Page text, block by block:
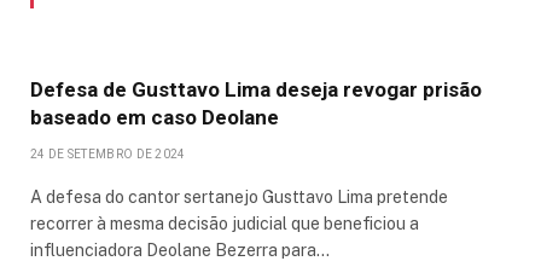
Defesa de Gusttavo Lima deseja revogar prisão
baseado em caso Deolane
24 DE SETEMBRO DE 2024
A defesa do cantor sertanejo Gusttavo Lima pretende
recorrer à mesma decisão judicial que beneficiou a
influenciadora Deolane Bezerra para…